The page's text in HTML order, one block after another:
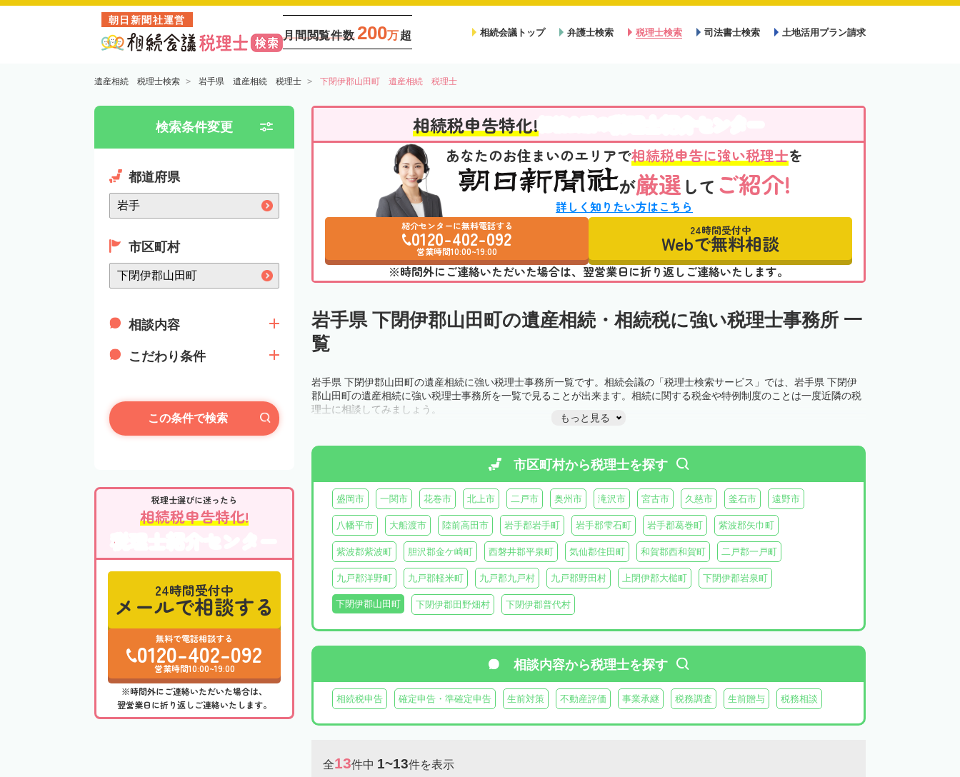
朝日新聞社運営
月間閲覧件数 200万超 相続会議トップ 弁護士検索 税理士検索 司法書士検索 土地活用プラン請求
遺産相続 税理士検索 岩手県 遺産相続 税理士 下閉伊郡山田町 遺産相続 税理士
検索条件変更
都道府県
市区町村
相談内容
こだわり条件
この条件で検索
税理士選びに迷ったら
相続税申告特化!
税理士紹介センター
24時間受付中
メールで相談する
無料で電話相談する
0120-402-092
営業時間10:00~19:00
※時間外にご連絡いただいた場合は、
翌営業日に折り返しご連絡いたします。
相続税申告特化!
あなたのお住まいのエリアで相続税申告に強い税理士を
が厳選 して ご紹介!
詳しく知りたい方はこちら
紹介センターに無料電話する
0120-402-092
営業時間10:00~19:00
24時間受付中
Webで無料相談
※時間外にご連絡いただいた場合は、翌営業日に折り返しご連絡いたします。
岩手県 下閉伊郡山田町の遺産相続・相続税に強い税理士事務所 一
覧
岩手県 下閉伊郡山田町の遺産相続に強い税理士事務所一覧です。相続会議の「税理士検索サービス」では、岩手県 下閉伊
郡山田町の遺産相続に強い税理士事務所を一覧で見ることが出来ます。相続に関する税金や特例制度のことは一度近隣の税
理士に相談してみましょう。
もっと見る
市区町村から税理士を探す
盛岡市 一関市 花巻市 北上市 二戸市 奥州市 滝沢市 宮古市 久慈市 釜石市 遠野市
八幡平市 大船渡市 陸前高田市 岩手郡岩手町 岩手郡雫石町 岩手郡葛巻町 紫波郡矢巾町
紫波郡紫波町 胆沢郡金ケ崎町 西磐井郡平泉町 気仙郡住田町 和賀郡西和賀町 二戸郡一戸町
九戸郡洋野町 九戸郡軽米町 九戸郡九戸村 九戸郡野田村 上閉伊郡大槌町 下閉伊郡岩泉町
下閉伊郡山田町 下閉伊郡田野畑村 下閉伊郡普代村
相談内容から税理士を探す
相続税申告 確定申告・準確定申告 生前対策 不動産評価 事業承継 税務調査 生前贈与 税務相談
全13件中 1~13件を表示